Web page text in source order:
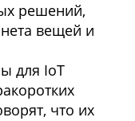
решений,
вещей и
для IoT
что их